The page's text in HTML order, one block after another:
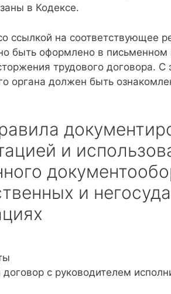
в Кодексе.
ссылкой на соответствующее
быть оформлено в письменном
трудового договора.
органа должен быть
и
и
с руководителем